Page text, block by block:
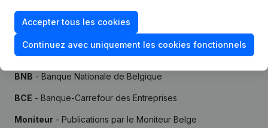
Sources
BNB - Banque Nationale de Belgique
BCE - Banque-Carrefour des Entreprises
Moniteur - Publications par le Moniteur Belge
Accepter tous les cookies
Continuez avec uniquement les cookies fonctionnels